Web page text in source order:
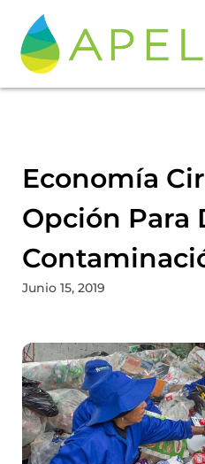
Economía
Opción Para
Junio 15, 2019